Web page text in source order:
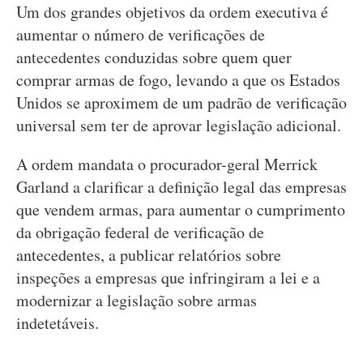
Um dos grandes objetivos da ordem executiva é
aumentar o número de verificações de
antecedentes conduzidas sobre quem quer
comprar armas de fogo, levando a que os Estados
Unidos se aproximem de um padrão de verificação
universal sem ter de aprovar legislação adicional.
A ordem mandata o procurador-geral Merrick
Garland a clarificar a definição legal das empresas
que vendem armas, para aumentar o cumprimento
da obrigação federal de verificação de
antecedentes, a publicar relatórios sobre
inspeções a empresas que infringiram a lei e a
modernizar a legislação sobre armas
indetetáveis.